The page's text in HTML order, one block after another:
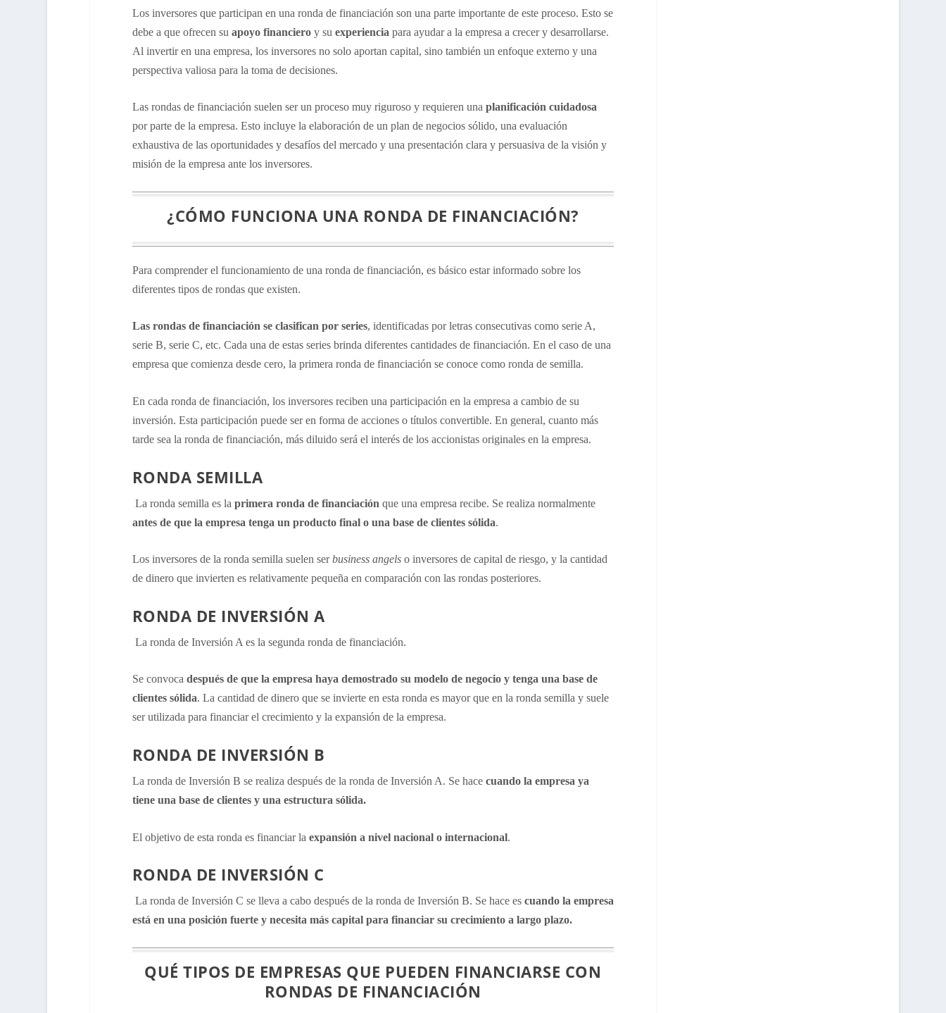
Los inversores que participan en una ronda de financiación son una parte importante de este proceso. Esto se
debe a que ofrecen su apoyo financiero y su experiencia para ayudar a la empresa a crecer y desarrollarse.
Al invertir en una empresa, los inversores no solo aportan capital, sino también un enfoque externo y una
perspectiva valiosa para la toma de decisiones.
Las rondas de financiación suelen ser un proceso muy riguroso y requieren una planificación cuidadosa
por parte de la empresa. Esto incluye la elaboración de un plan de negocios sólido, una evaluación
exhaustiva de las oportunidades y desafíos del mercado y una presentación clara y persuasiva de la visión y
misión de la empresa ante los inversores.
¿CÓMO FUNCIONA UNA RONDA DE FINANCIACIÓN?
Para comprender el funcionamiento de una ronda de financiación, es básico estar informado sobre los
diferentes tipos de rondas que existen.
Las rondas de financiación se clasifican por series, identificadas por letras consecutivas como serie A,
serie B, serie C, etc. Cada una de estas series brinda diferentes cantidades de financiación. En el caso de una
empresa que comienza desde cero, la primera ronda de financiación se conoce como ronda de semilla.
En cada ronda de financiación, los inversores reciben una participación en la empresa a cambio de su
inversión. Esta participación puede ser en forma de acciones o títulos convertible. En general, cuanto más
tarde sea la ronda de financiación, más diluido será el interés de los accionistas originales en la empresa.
RONDA SEMILLA
La ronda semilla es la primera ronda de financiación que una empresa recibe. Se realiza normalmente
antes de que la empresa tenga un producto final o una base de clientes sólida.
Los inversores de la ronda semilla suelen serbusiness angels o inversores de capital de riesgo, y la cantidad
de dinero que invierten es relativamente pequeña en comparación con las rondas posteriores.
RONDA DE INVERSIÓN A
La ronda de Inversión A es la segunda ronda de financiación.
Se convoca después de que la empresa haya demostrado su modelo de negocio y tenga una base de
clientes sólida. La cantidad de dinero que se invierte en esta ronda es mayor que en la ronda semilla y suele
ser utilizada para financiar el crecimiento y la expansión de la empresa.
RONDA DE INVERSIÓN B
La ronda de Inversión B se realiza después de la ronda de Inversión A. Se hacecuando la empresa ya
tiene una base de clientes y una estructura sólida.
El objetivo de esta ronda es financiar la expansión a nivel nacional o internacional.
RONDA DE INVERSIÓN C
La ronda de Inversión C se lleva a cabo después de la ronda de Inversión B. Se hace es cuando la empresa
está en una posición fuerte y necesita más capital para financiar su crecimiento a largo plazo.
QUÉ TIPOS DE EMPRESAS QUE PUEDEN FINANCIARSE CON
RONDAS DE FINANCIACIÓN